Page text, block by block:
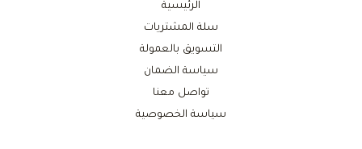
الرئيسية
سلة المشتريات
التسويق بالعمولة
سياسة الضمان
تواصل معنا
سياسة الخصوصية